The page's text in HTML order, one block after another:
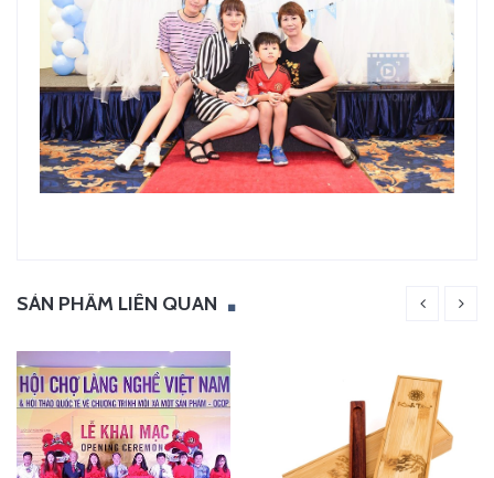
SẢN PHẨM LIÊN QUAN